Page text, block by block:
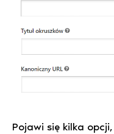
Pojawi się kilka